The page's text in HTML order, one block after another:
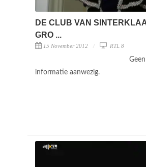
DE CLUB VAN
GRO ...
15 November 2012 RTL 8
informatie aanwezig.